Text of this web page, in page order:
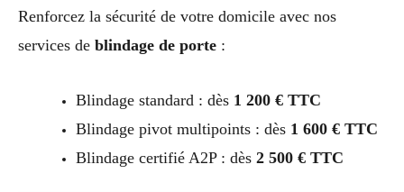
Renforcez la sécurité de votre domicile avec nos
services de blindage de porte :
Blindage standard : dès 1 200 € TTC
Blindage pivot multipoints : dès 1 600 € TTC
Blindage certifié A2P : dès 2 500 € TTC